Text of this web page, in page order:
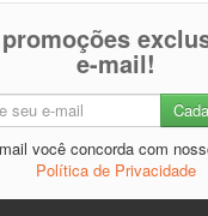
e-mail!
você concorda com
Política de Privacidade